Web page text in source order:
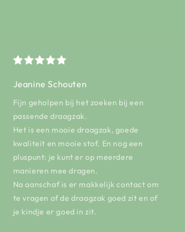
Jeanine Schouten
Fijn geholpen bij het zoeken bij een
passende draagzak.
Het is een mooie draagzak, goede
kwaliteit en mooie stof. En nog een
pluspunt: je kunt er op meerdere
manieren mee dragen.
Na aanschaf is er makkelijk contact om
te vragen of de draagzak goed zit en of
je kindje er goed in zit.